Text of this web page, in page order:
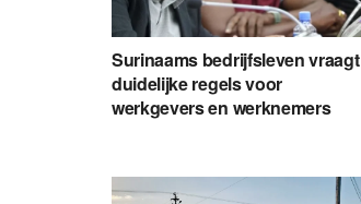
Surinaams bedrijfsleven vraagt
duidelijke regels voor
werkgevers en werknemers